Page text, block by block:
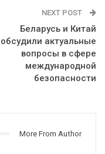
NEXT POST
Беларусь и Китай
обсудили актуальные
вопросы в сфере
международной
безопасности
More From Author